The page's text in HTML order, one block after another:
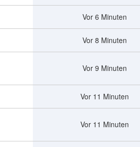
Vor 6 Minuten
Vor 8 Minuten
Vor 9 Minuten
Vor 11 Minuten
Vor 11 Minuten